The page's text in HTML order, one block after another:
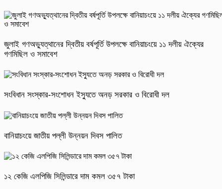
জুলাই গণঅভ্যুত্থানের দ্বিতীয় বর্ষপূর্তি উপলক্ষে বানিয়াচংয়ে ১১ দলীয় ঐক্যের
গণমিছিল ও সমাবেশ
সংবিধান সংস্কার-সংশোধন ইস্যুতে অনড় সরকার ও বিরোধী দল
বানিয়াচংয়ে জাতীয় পল্লী উন্নয়ন দিবস পালিত
১২ কেজি এলপিজি সিলিন্ডারে দাম কমল ৩৫৭ টাকা